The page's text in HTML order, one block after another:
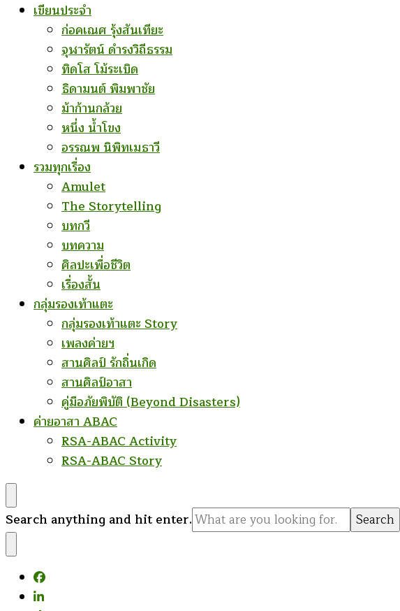
เขียนประจำ
ก่อคเณศ รุ้งสันเทียะ
จุฬารัตน์ ดำรงวิถีธรรม
ทิดโส โม้ระเบิด
ธิดามนต์ พิมพาชัย
ม้าก้านกล้วย
หนึ่ง น้ำโขง
อรรณพ นิพิทเมธาวี
รวมทุกเรื่อง
Amulet
The Storytelling
บทกวี
บทความ
ศิลปะเพื่อชีวิต
เรื่องสั้น
กลุ่มรองเท้าแตะ
กลุ่มรองเท้าแตะ Story
เพลงค่ายฯ
สานศิลป์ รักถิ่นเกิด
สานศิลป์อาสา
คู่มือภัยพิบัติ (Beyond Disasters)
ค่ายอาสา ABAC
RSA-ABAC Activity
RSA-ABAC Story
Looking
for
Something?
Search anything and hit enter.